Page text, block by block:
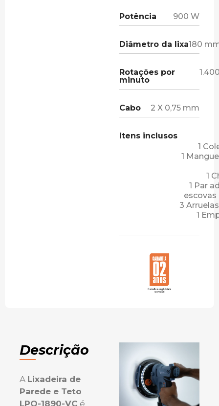
Potência 900 W
Diâmetro da lixa180
Rotações por
minuto
Cabo 2 X 0,75 mm
Itens inclusos
1
1
1
1 Par
escovas
3
1
Descrição
A Lixadeira de
Parede e Teto
LPO-1890-VC é